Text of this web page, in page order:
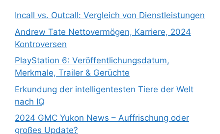
Incall vs. Outcall: Vergleich von Dienstleistungen
Andrew Tate Nettovermögen, Karriere, 2024
Kontroversen
PlayStation 6: Veröffentlichungsdatum,
Merkmale, Trailer & Gerüchte
Erkundung der intelligentesten Tiere der Welt
nach IQ
2024 GMC Yukon News – Auffrischung oder
großes Update?